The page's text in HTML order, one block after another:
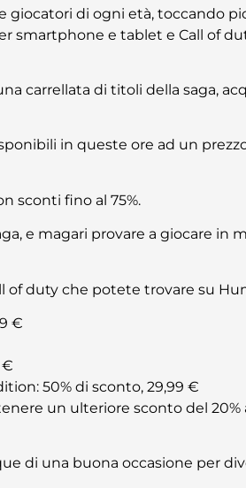
giocatori di ogni età, toccando
smartphone e tablet e Call of
carrellata di titoli della saga,
in queste ore ad un
sconti fino al 75%.
e magari provare a giocare in
of duty che potete trovare su
€
€
50% di sconto, 29,99 €
un ulteriore sconto del 20%
di una buona occasione per